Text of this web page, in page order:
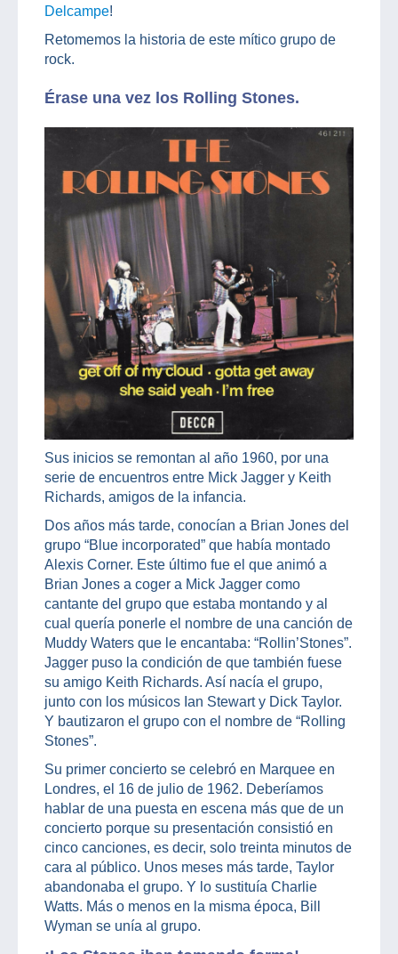
Delcampe!
Retomemos la historia de este mítico grupo de
rock.
Érase una vez los Rolling Stones.
Sus inicios se remontan al año 1960, por una
serie de encuentros entre Mick Jagger y Keith
Richards, amigos de la infancia.
Dos años más tarde, conocían a Brian Jones del
grupo “Blue incorporated” que había montado
Alexis Corner. Este último fue el que animó a
Brian Jones a coger a Mick Jagger como
cantante del grupo que estaba montando y al
cual quería ponerle el nombre de una canción de
Muddy Waters que le encantaba: “Rollin’Stones”.
Jagger puso la condición de que también fuese
su amigo Keith Richards. Así nacía el grupo,
junto con los músicos Ian Stewart y Dick Taylor.
Y bautizaron el grupo con el nombre de “Rolling
Stones”.
Su primer concierto se celebró en Marquee en
Londres, el 16 de julio de 1962. Deberíamos
hablar de una puesta en escena más que de un
concierto porque su presentación consistió en
cinco canciones, es decir, solo treinta minutos de
cara al público. Unos meses más tarde, Taylor
abandonaba el grupo. Y lo sustituía Charlie
Watts. Más o menos en la misma época, Bill
Wyman se unía al grupo.